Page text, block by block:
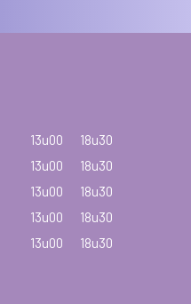
13u00
18u30
13u00
18u30
13u00
18u30
13u00
18u30
13u00
18u30